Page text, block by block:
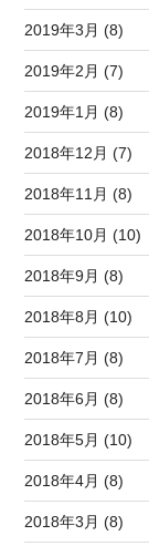
2019年3月 (8)
2019年2月 (7)
2019年1月 (8)
2018年12月 (7)
2018年11月 (8)
2018年10月 (10)
2018年9月 (8)
2018年8月 (10)
2018年7月 (8)
2018年6月 (8)
2018年5月 (10)
2018年4月 (8)
2018年3月 (8)